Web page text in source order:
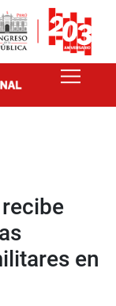
en